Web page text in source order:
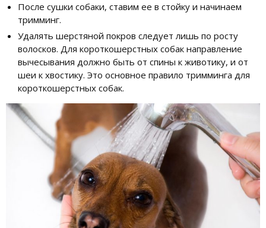
После сушки собаки, ставим ее в стойку и начинаем
тримминг.
Удалять шерстяной покров следует лишь по росту
волосков. Для короткошерстных собак направление
вычесывания должно быть от спины к животику, и от
шеи к хвостику. Это основное правило тримминга для
короткошерстных собак.